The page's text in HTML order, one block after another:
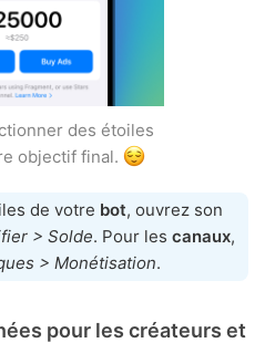
des étoiles
objectif final.
de votre bot, ouvrez son
> Solde. Pour les canaux,
> Monétisation.
pour les créateurs et